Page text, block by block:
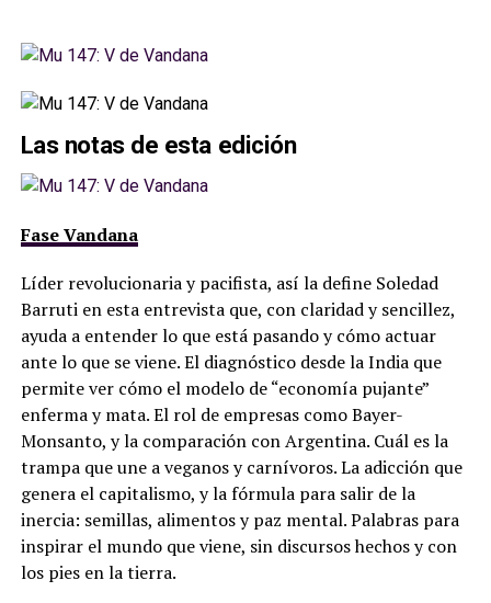
Las notas de esta edición
Fase Vandana
Líder revolucionaria y pacifista, así la define Soledad
Barruti en esta entrevista que, con claridad y sencillez,
ayuda a entender lo que está pasando y cómo actuar
ante lo que se viene. El diagnóstico desde la India que
permite ver cómo el modelo de “economía pujante”
enferma y mata. El rol de empresas como Bayer-
Monsanto, y la comparación con Argentina. Cuál es la
trampa que une a veganos y carnívoros. La adicción que
genera el capitalismo, y la fórmula para salir de la
inercia: semillas, alimentos y paz mental. Palabras para
inspirar el mundo que viene, sin discursos hechos y con
los pies en la tierra.